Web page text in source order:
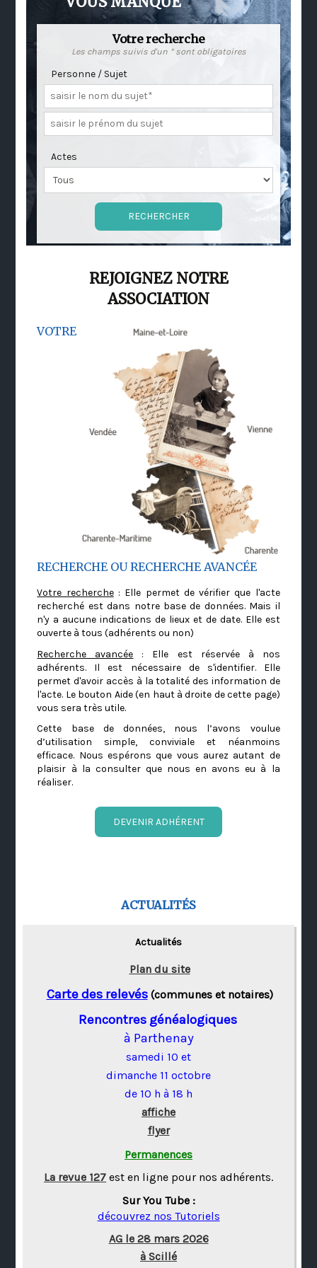
Votre recherche
Les champs suivis d'un * sont obligatoires
Personne / Sujet
Actes
REJOIGNEZ NOTRE
ASSOCIATION
VOTRE
RECHERCHE OU RECHERCHE AVANCÉE
Votre recherche: Elle permet de vérifier que l'acte
recherché est dans notre base de données. Mais il
n'y a aucune indications de lieux et de date. Elle est
ouverte à tous (adhérents ou non)
Recherche avancée : Elle est réservée à nos
adhérents. Il est nécessaire de s'identifier. Elle
permet d'avoir accès à la totalité des information de
l'acte. Le bouton Aide (en haut à droite de cette page)
vous sera très utile.
Cette base de données, nous l’avons voulue
d’utilisation simple, conviviale et néanmoins
efficace. Nous espérons que vous aurez autant de
plaisir à la consulter que nous en avons eu à la
réaliser.
DEVENIR ADHÉRENT
ACTUALITÉS
Actualités
Plan du site
Carte des relevés(communes et notaires)
Rencontres généalogiques
à Parthenay
samedi 10 et
dimanche 11 octobre
de 10 h à 18 h
affiche
flyer
Permanences
La revue 127 est en ligne pour nos adhérents.
Sur You Tube :
découvrez nos Tutoriels
AG le 28 mars 2026
à Scillé